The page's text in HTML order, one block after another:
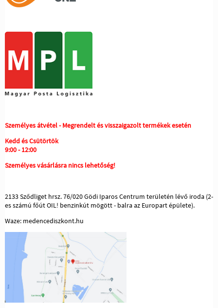
Személyes átvétel - Megrendelt és visszaigazolt termékek esetén
Kedd és Csütörtök
9:00 - 12:00
Személyes vásárlásra nincs lehetőség!
2133 Sződliget hrsz. 76/020 Gödi Iparos Centrum területén lévő iroda (2-
es számú főút OIL! benzinkút mögött - balra az Europart épülete).
Waze: medencediszkont.hu